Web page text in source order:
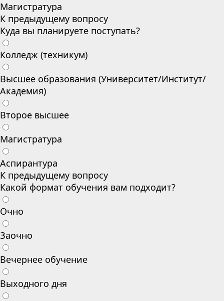
Магистратура
К предыдущему вопросу
Куда вы планируете поступать?
Колледж (техникум)
Высшее образования (Университет/Институт/
Академия)
Второе высшее
Магистратура
Аспирантура
К предыдущему вопросу
Какой формат обучения вам подходит?
Очно
Заочно
Вечернее обучение
Выходного дня